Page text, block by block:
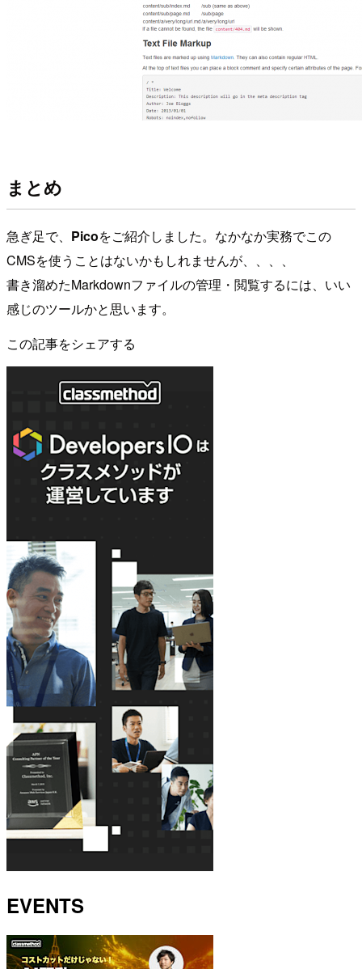
まとめ
急ぎ足で、 Picoをご紹介しました。なかなか実務でこの
CMSを使うことはないかもしれませんが、、、、
書き溜めたMarkdownファイルの管理・閲覧するには、いい
感じのツールかと思います。
この記事をシェアする
EVENTS